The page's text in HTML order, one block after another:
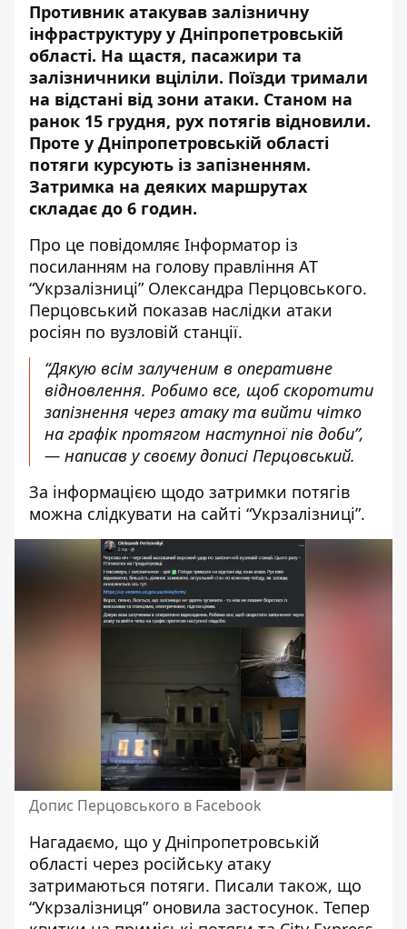
Противник атакував залізничну
інфраструктуру у Дніпропетровській
області. На щастя, пасажири та
залізничники вціліли. Поїзди тримали
на відстані від зони атаки. Станом на
ранок 15 грудня, рух потягів відновили.
Проте у Дніпропетровській області
потяги курсують із запізненням.
Затримка на деяких маршрутах
складає до 6 годин.
Про це повідомляє Інформатор із
посиланням на голову правління АТ
“Укрзалізниці”Олександра Перцовського.
Перцовський показав наслідки атаки
росіян по вузловій станції.
“Дякую всім залученим в оперативне
відновлення. Робимо все, щоб скоротити
запізнення через атаку та вийти чітко
на графік протягом наступної пів доби”,
— написав у своєму дописі Перцовський.
За інформацією щодо затримки потягів
можна слідкувати на сайті “Укрзалізниці”.
Допис Перцовського в Facebook
Нагадаємо, що у Дніпропетровській
області через російську атаку
затримаються потяги. Писали також, що
“Укрзалізниця” оновила застосунок. Тепер